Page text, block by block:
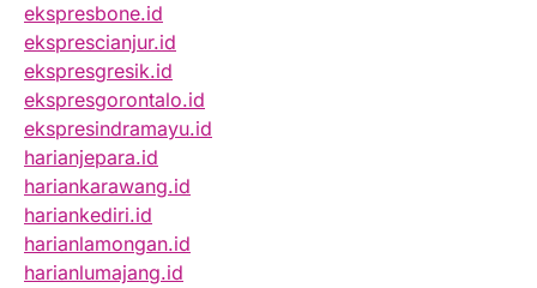
ekspresbone.id
eksprescianjur.id
ekspresgresik.id
ekspresgorontalo.id
ekspresindramayu.id
harianjepara.id
hariankarawang.id
hariankediri.id
harianlamongan.id
harianlumajang.id